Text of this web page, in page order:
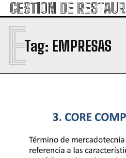
GESTION DE
Tag: EMPRESAS
E